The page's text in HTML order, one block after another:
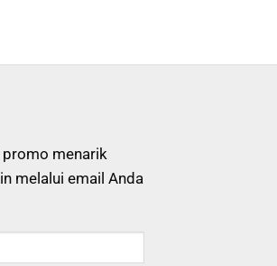
menarik
melalui email Anda